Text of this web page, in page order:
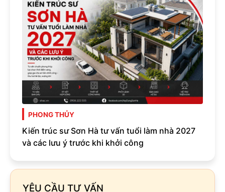
PHONG THỦY
Kiến trúc sư Sơn Hà tư vấn tuổi làm nhà 2027
và các lưu ý trước khi khởi công
YÊU CẦU TƯ VẤN